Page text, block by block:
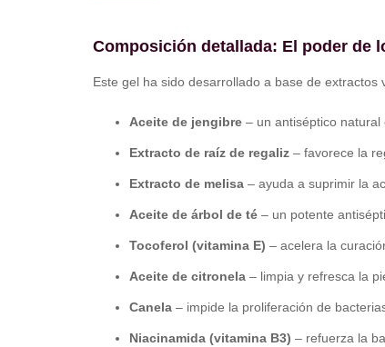
Composición detallada: El poder de
Este gel ha sido desarrollado a base de
Aceite de jengibre – un antiséptico
Extracto de raíz de regaliz – favorece la
Extracto de melisa – ayuda a suprimir la
Aceite de árbol de té – un potente
Tocoferol (vitamina E) – acelera la
Aceite de citronela – limpia y refresca la
Canela – impide la proliferación de
Niacinamida (vitamina B3) – refuerza la